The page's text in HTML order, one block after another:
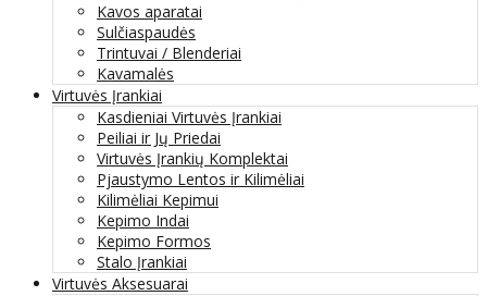
Kavos aparatai
Sulčiaspaudės
Trintuvai / Blenderiai
Kavamalės
Virtuvės Įrankiai
Kasdieniai Virtuvės Įrankiai
Peiliai ir Jų Priedai
Virtuvės Įrankių Komplektai
Pjaustymo Lentos ir Kilimėliai
Kilimėliai Kepimui
Kepimo Indai
Kepimo Formos
Stalo Įrankiai
Virtuvės Aksesuarai